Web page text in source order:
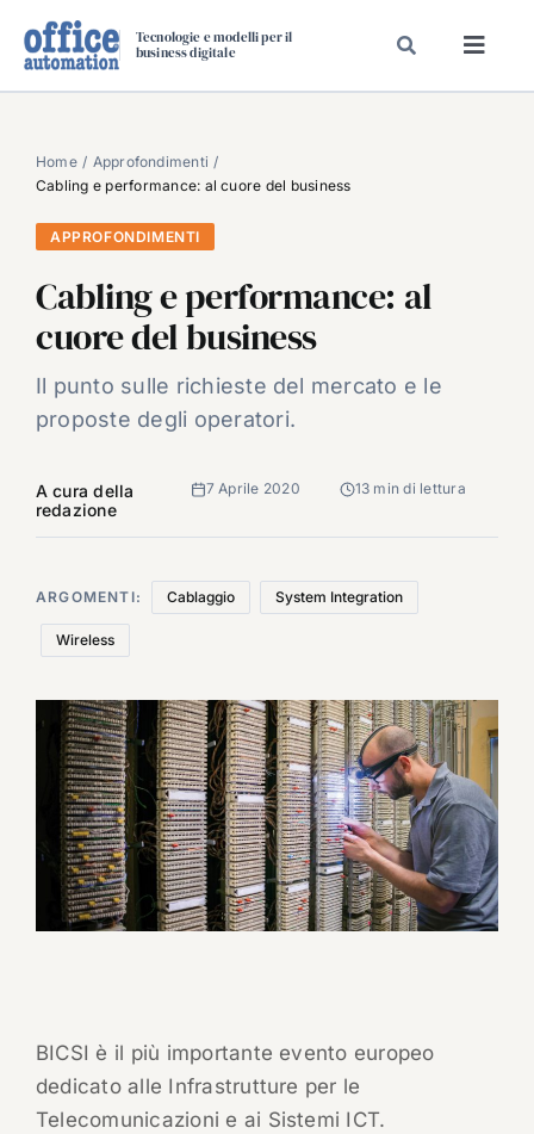
Tecnologie e modelli per il
business digitale
SPECIAL PAPER
TAVOLE ROTONDE DI REDAZIONE
DAL MERCATO
CARRIERE
VIDEO
EVENTI
CHI SIAMO
Home
Approfondimenti
Cabling e performance: al cuore del business
APPROFONDIMENTI
Cabling e performance: al
cuore del business
Il punto sulle richieste del mercato e le
proposte degli operatori.
A cura della
redazione
7 Aprile 2020 13 min di lettura
ARGOMENTI: Cablaggio System Integration
Wireless
BICSI è il più importante evento europeo
dedicato alle Infrastrutture per le
Telecomunicazioni e ai Sistemi ICT.